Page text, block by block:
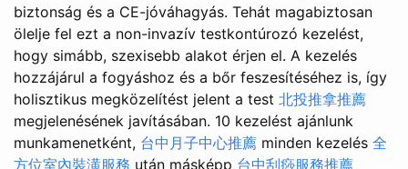
biztonság és a CE-jóváhagyás. Tehát magabiztosan
ölelje fel ezt a non-invazív testkontúrozó kezelést,
hogy simább, szexisebb alakot érjen el. A kezelés
hozzájárul a fogyáshoz és a bőr feszesítéséhez is, így
holisztikus megközelítést jelent a test 北投推拿推薦
megjelenésének javításában. 10 kezelést ajánlunk
munkamenetként, 台中月子中心推薦 minden kezelés 全
方位室內裝潢服務 után másképp 台中刮痧服務推薦